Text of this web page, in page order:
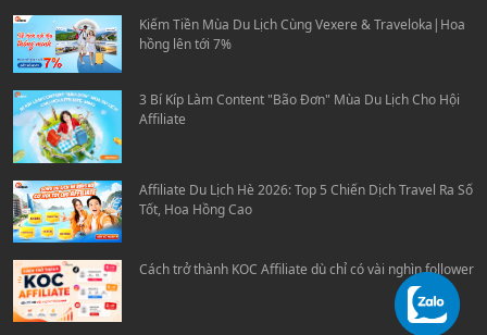
Kiếm Tiền Mùa Du Lịch Cùng Vexere & Traveloka|Hoa
hồng lên tới 7%
3 Bí Kíp Làm Content "Bão Đơn" Mùa Du Lịch Cho Hội
Affiliate
Affiliate Du Lịch Hè 2026: Top 5 Chiến Dịch Travel Ra Số
Tốt, Hoa Hồng Cao
Cách trở thành KOC Affiliate dù chỉ có vài nghìn follower